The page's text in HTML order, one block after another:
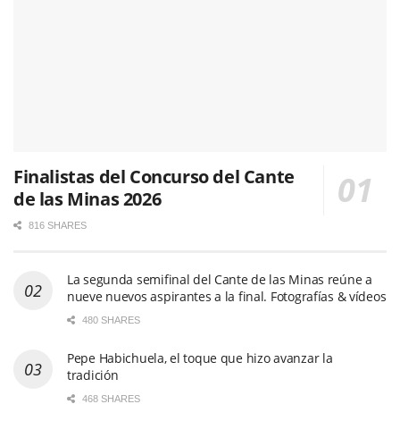
Finalistas del Concurso del Cante
de las Minas 2026
816 SHARES
La segunda semifinal del Cante de las Minas reúne a
nueve nuevos aspirantes a la final. Fotografías & vídeos
480 SHARES
Pepe Habichuela, el toque que hizo avanzar la
tradición
468 SHARES